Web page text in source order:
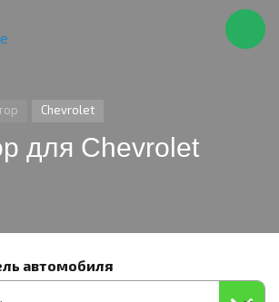
Chevrolet
для Chevrolet
автомобиля